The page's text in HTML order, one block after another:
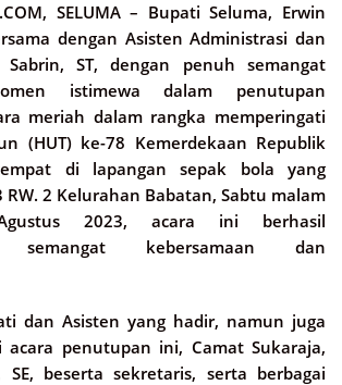
SELUMA – Bupati Seluma, Erwin
dengan Asisten Administrasi dan
Sabrin, ST, dengan penuh semangat
istimewa dalam penutupan
meriah dalam rangka memperingati
(HUT) ke-78 Kemerdekaan Republik
di lapangan sepak bola yang
RW. 2 Kelurahan Babatan, Sabtu malam
2023, acara ini berhasil
semangat kebersamaan dan
dan Asisten yang hadir, namun juga
penutupan ini, Camat Sukaraja,
SE, beserta sekretaris, serta berbagai